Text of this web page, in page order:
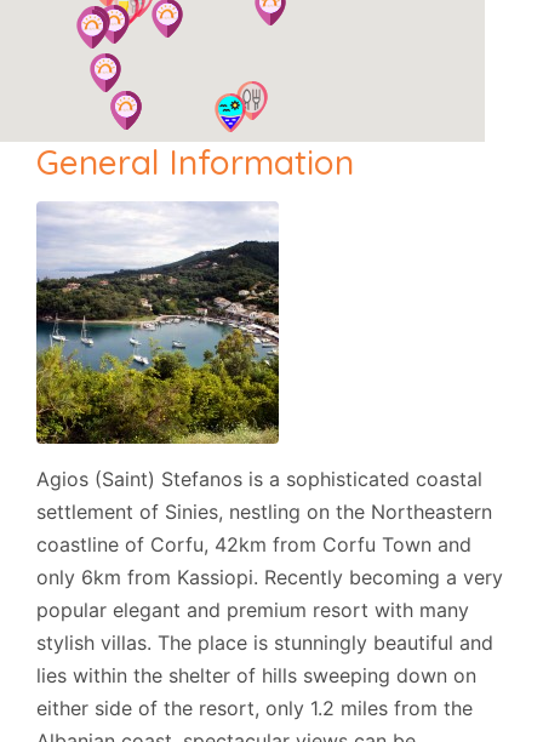
General Information
Agios (Saint) Stefanos is a sophisticated coastal
settlement of Sinies, nestling on the Northeastern
coastline of Corfu, 42km from Corfu Town and
only 6km from Kassiopi. Recently becoming a very
popular elegant and premium resort with many
stylish villas. The place is stunningly beautiful and
lies within the shelter of hills sweeping down on
either side of the resort, only 1.2 miles from the